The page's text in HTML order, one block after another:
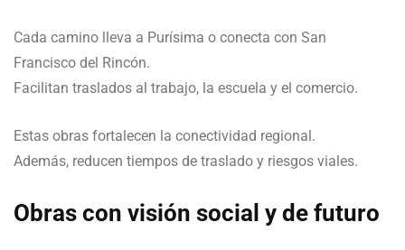
Cada camino lleva a Purísima o conecta con San
Francisco del Rincón.
Facilitan traslados al trabajo, la escuela y el comercio.
Estas obras fortalecen la conectividad regional.
Además, reducen tiempos de traslado y riesgos viales.
Obras con visión social y de futuro